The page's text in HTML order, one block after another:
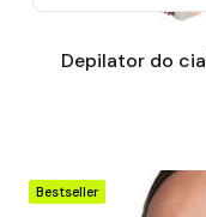
Depilator do
Bestseller